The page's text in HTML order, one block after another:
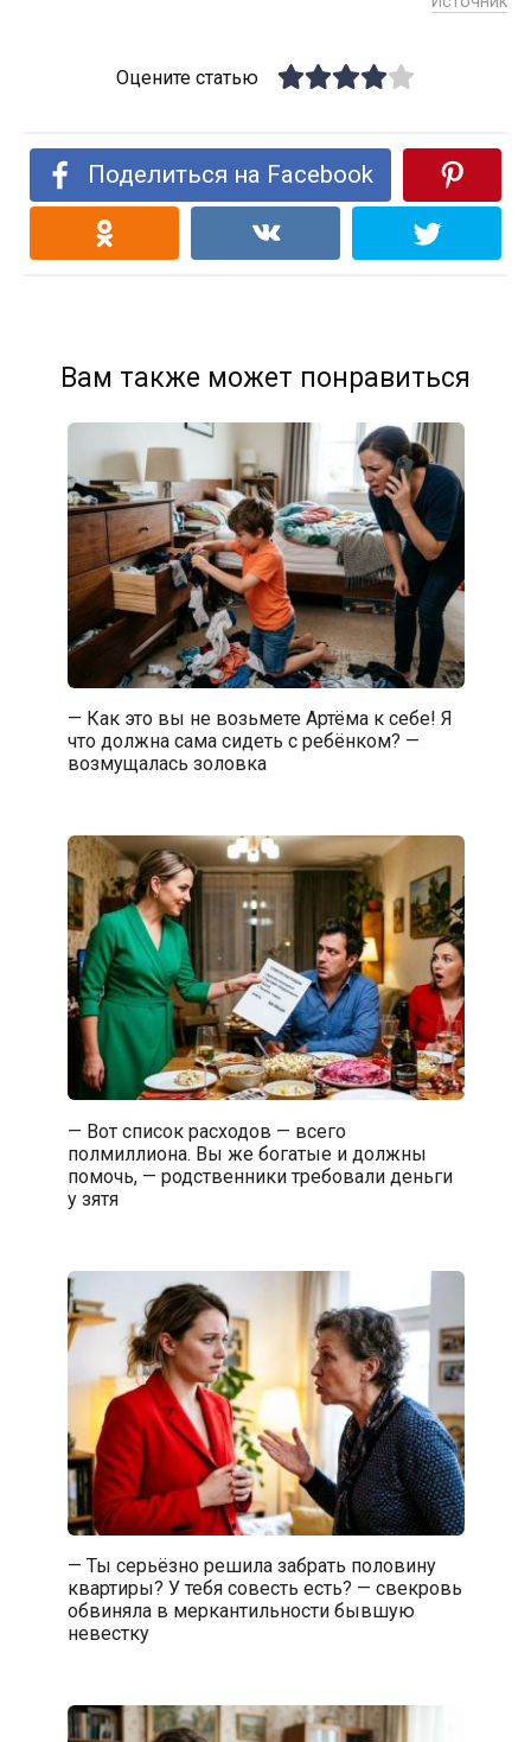
Оцените статью
Поделиться на Facebook
Вам также может понравиться
— Как это вы не возьмете Артёма к себе! Я
что должна сама сидеть с ребёнком? —
возмущалась золовка
— Вот список расходов — всего
полмиллиона. Вы же богатые и должны
помочь, — родственники требовали деньги
у зятя
— Ты серьёзно решила забрать половину
квартиры? У тебя совесть есть? — свекровь
обвиняла в меркантильности бывшую
невестку